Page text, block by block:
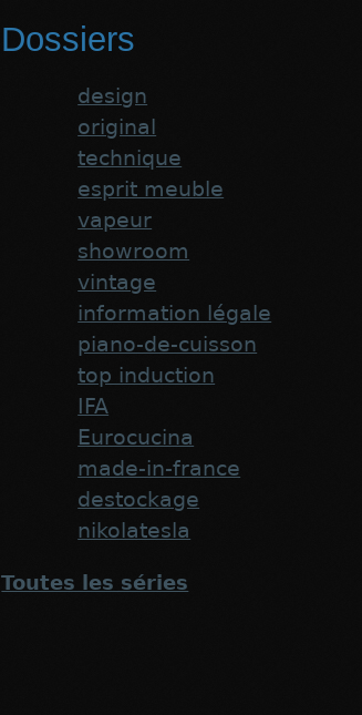
Dossiers
design
original
technique
esprit meuble
vapeur
showroom
vintage
information légale
piano-de-cuisson
top induction
IFA
Eurocucina
made-in-france
destockage
nikolatesla
Toutes les séries